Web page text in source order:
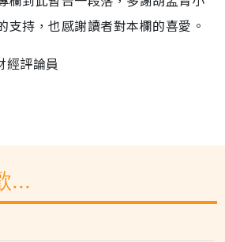
支持，也感謝讀者對本欄的喜愛。
經評論員
...